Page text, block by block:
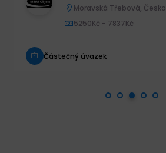
Moravská Třebová, Česko
5250Kč - 7837Kč
Částečný úvazek